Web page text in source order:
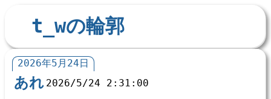
t_wの輪郭
2026年5月24日
あれ 2026/5/24 2:31:00